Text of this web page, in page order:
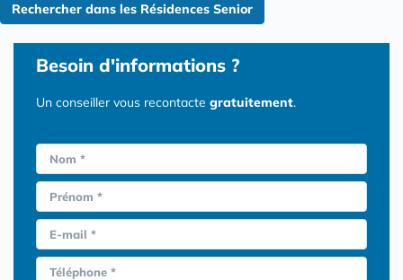
Rechercher dans les Résidences Senior
Besoin d'informations ?
Un conseiller vous recontacte gratuitement.
Nom *
Prénom *
E-mail *
Téléphone *